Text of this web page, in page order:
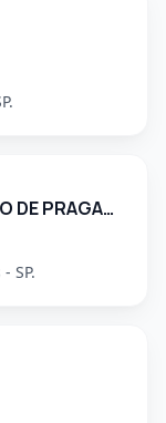
DETECTA MANEJO INTEGRADO DE PRAGAS URBANAS
SP.